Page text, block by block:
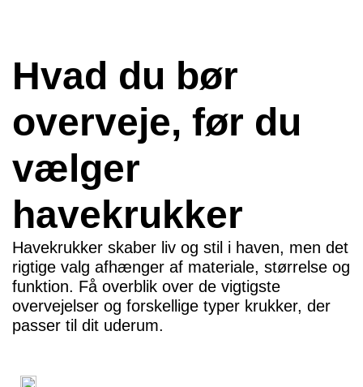
Hvad du bør
overveje, før du
vælger
havekrukker
Havekrukker skaber liv og stil i haven, men det
rigtige valg afhænger af materiale, størrelse og
funktion. Få overblik over de vigtigste
overvejelser og forskellige typer krukker, der
passer til dit uderum.